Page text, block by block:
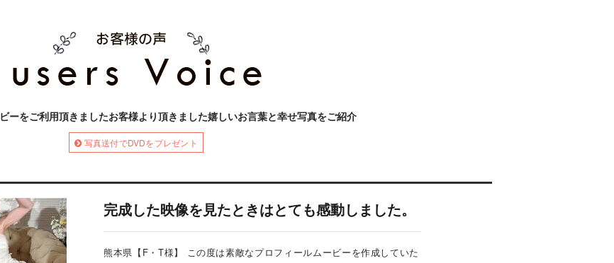
ーをご利用頂きましたお客様より頂きました嬉しいお言葉と幸せ写真をご紹介
写真送付でDVDをプレゼント
完成した映像を見たときはとても感動しました。
熊本県【F・T様】 この度は素敵なプロフィールムービーを作成していた